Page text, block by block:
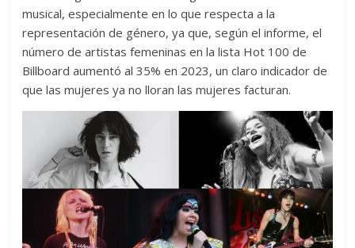
musical, especialmente en lo que respecta a la
representación de género, ya que, según el informe, el
número de artistas femeninas en la lista Hot 100 de
Billboard aumentó al 35% en 2023, un claro indicador de
que las mujeres ya no lloran las mujeres facturan.